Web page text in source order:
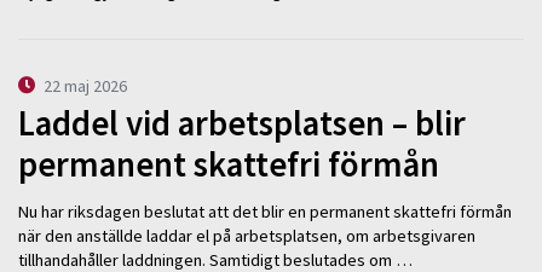
22 maj 2026
Laddel vid arbetsplatsen – blir
permanent skattefri förmån
Nu har riksdagen beslutat att det blir en permanent skattefri förmån
när den anställde laddar el på arbetsplatsen, om arbetsgivaren
tillhandahåller laddningen. Samtidigt beslutades om …